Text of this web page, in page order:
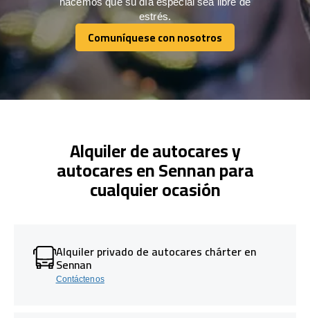
estrés.
Comuníquese con nosotros
Comuníquese con nosotros
Alquiler de autocares y
autocares en Sennan para
cualquier ocasión
Alquiler privado de autocares chárter en
Sennan
Contáctenos